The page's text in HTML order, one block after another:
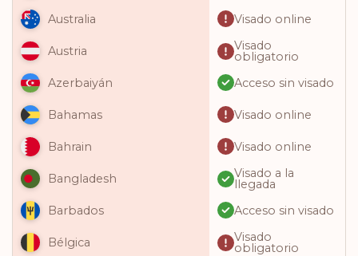
Australia Visado online
Austria Visado
obligatorio
Azerbaiyán
Acceso sin visado
Bahamas Visado online
Bahrain Visado online
Bangladesh Visado a la
llegada
Barbados
Acceso sin visado
Bélgica Visado
obligatorio